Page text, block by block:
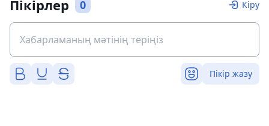
Пікірлер 0 Кіру
Пікір жазу